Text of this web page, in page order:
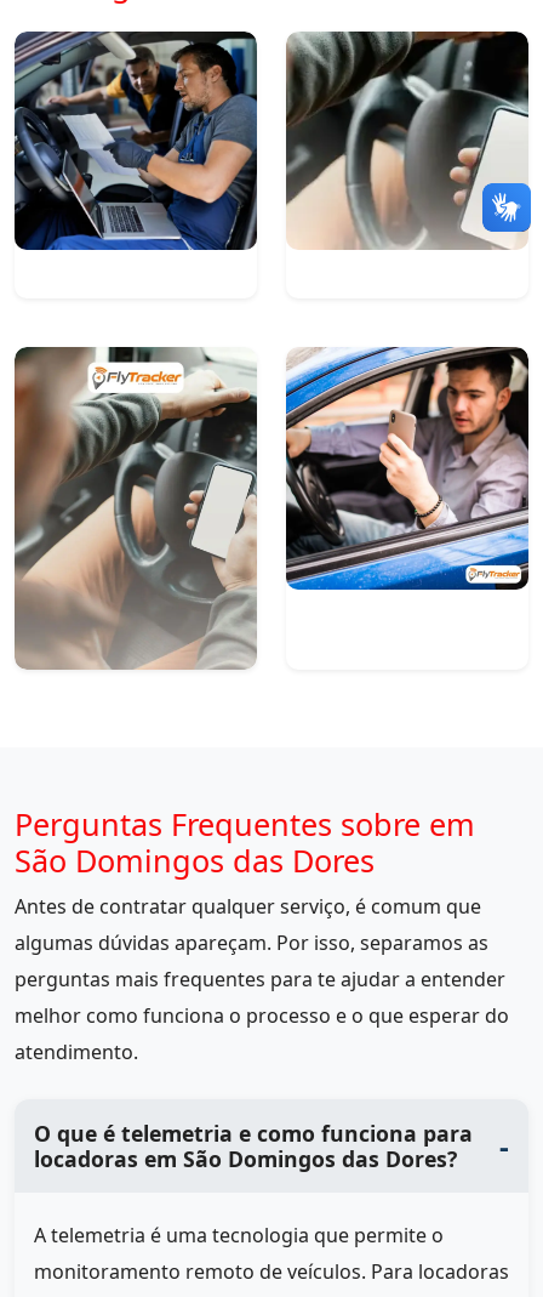
Perguntas Frequentes sobre em
São Domingos das Dores
Antes de contratar qualquer serviço, é comum que
algumas dúvidas apareçam. Por isso, separamos as
perguntas mais frequentes para te ajudar a entender
melhor como funciona o processo e o que esperar do
atendimento.
O que é telemetria e como funciona para
locadoras em São Domingos das Dores?
A telemetria é uma tecnologia que permite o
monitoramento remoto de veículos. Para locadoras